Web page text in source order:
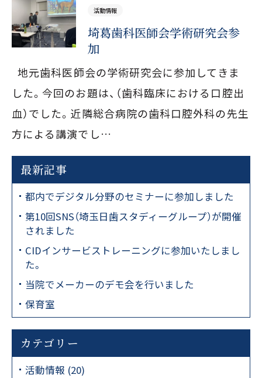
活動情報
埼葛歯科医師会学術研究会参
加
地元歯科医師会の学術研究会に参加してきま
した。今回のお題は、（歯科臨床における口腔出
血）でした。近隣総合病院の歯科口腔外科の先生
方による講演でし…
最新記事
都内でデジタル分野のセミナーに参加しました
第10回SNS（埼玉日歯スタディーグループ）が開催
されました
CIDインサービストレーニングに参加いたしまし
た。
当院でメーカーのデモ会を行いました
保育室
カテゴリー
活動情報 (20)
セラミック治療・ホワイトニング
矯正歯科 一般歯科
0480-93-7001
JR宇都宮線「白岡駅」西口徒歩4分・駐車場9台完備
平日 9:00〜13:00／14:00〜18:00
土曜 9:00〜13:00／14:00〜16:00
休診日
木曜・日曜・祝日